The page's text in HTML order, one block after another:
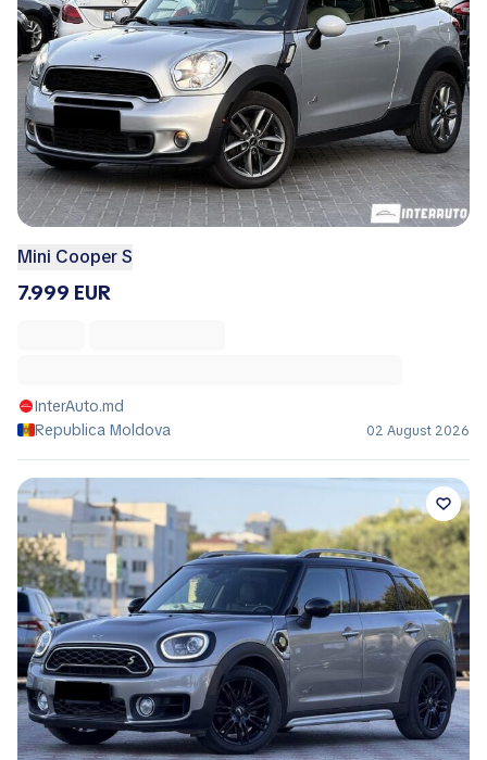
Mini Cooper S
7.999 EUR
InterAuto.md
Republica Moldova
02 August 2026